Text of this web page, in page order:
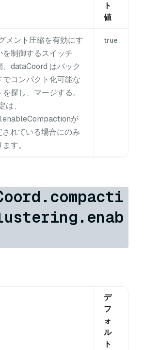
ト
値
メント圧縮を有効にす
を制御するスイッチ
、dataCoord はバック
でコンパクト化可能な
探し、マージする。
は、
が
れている場合にのみ
す。
true
デ
フ
ォ
ル
ト